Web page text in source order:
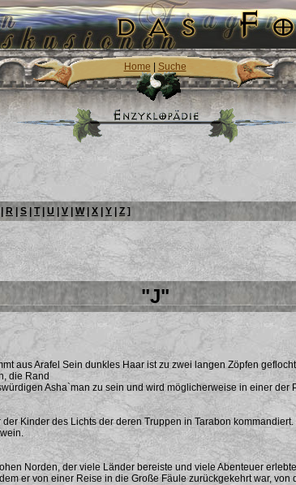
Home Suche
R| S T| U V W| X Y Z ]
"J"
aus Arafel Sein dunkles Haar ist zu zwei langen Zöpfen
die Rand
Asha`man zu sein und wird möglicherweise in einer der
Kinder des Lichts der deren Truppen in Tarabon
Norden, der viele Länder bereiste und viele Abenteuer
er von einer Reise in die Große Fäule zurückgekehrt war,